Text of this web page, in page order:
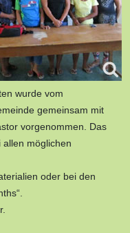
wurde vom
gemeinsam mit
vorgenommen. Das
möglichen
oder bei den